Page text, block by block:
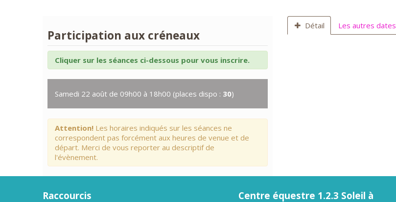
Détail Les autres dates
Participation aux créneaux
Cliquer sur les séances ci-dessous pour vous inscrire.
Samedi 22 août de 09h00 à 18h00 (places dispo : 30)
Attention! Les horaires indiqués sur les séances ne
correspondent pas forcément aux heures de venue et de
départ. Merci de vous reporter au descriptif de
l'évènement.
Raccourcis
Centre équestre 1.2.3 Soleil à